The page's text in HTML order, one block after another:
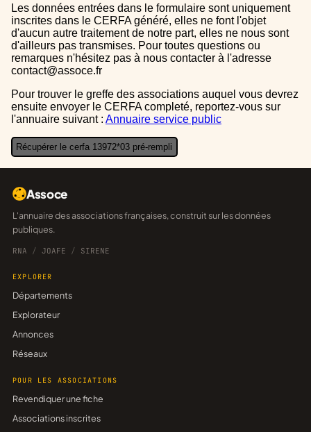
Les données entrées dans le formulaire sont uniquement
inscrites dans le CERFA généré, elles ne font l'objet
d'aucun autre traitement de notre part, elles ne nous sont
d'ailleurs pas transmises. Pour toutes questions ou
remarques n'hésitez pas à nous contacter à l'adresse
contact@assoce.fr
Pour trouver le greffe des associations auquel vous devrez
ensuite envoyer le CERFA completé, reportez-vous sur
l'annuaire suivant : Annuaire service public
Récupérer le cerfa 13972*03 pré-rempli
Assoce
L'annuaire des associations françaises, construit sur les données
publiques.
RNA / JOAFE / SIRENE
EXPLORER
Départements
Explorateur
Annonces
Réseaux
POUR LES ASSOCIATIONS
Revendiquer une fiche
Associations inscrites